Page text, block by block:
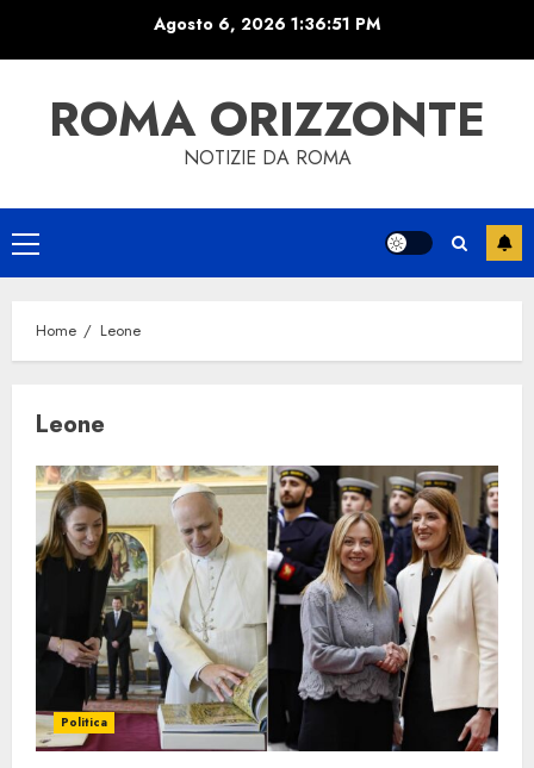
Agosto 6, 2026 1:36:51 PM
ROMA ORIZZONTE
NOTIZIE DA ROMA
Primary
Menu
Home Leone
Leone
Politica